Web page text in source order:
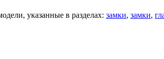
указанные в разделах: замки, замки,